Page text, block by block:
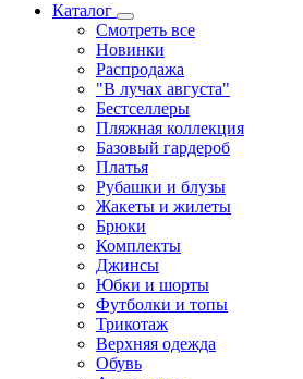
Каталог
Смотреть все
Новинки
Распродажа
"В лучах августа"
Бестселлеры
Пляжная коллекция
Базовый гардероб
Платья
Рубашки и блузы
Жакеты и жилеты
Брюки
Комплекты
Джинсы
Юбки и шорты
Футболки и топы
Трикотаж
Верхняя одежда
Обувь